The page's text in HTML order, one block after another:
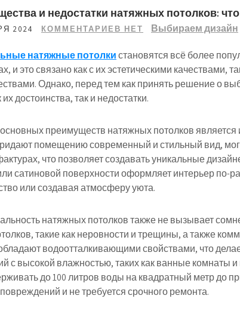
и недостатки натяжных потолков: что
2024 КОММЕНТАРИЕВ НЕТ Выбираем дизайн
натяжные потолкистановятся всё более
и это связано как с их эстетическими качествами,
Однако, перед тем как принять решение о
их достоинства, так и недостатки.
преимуществ натяжных потолков
помещению современный и стильный вид,
что позволяет создавать уникальные
сатиновой поверхности оформляет интерьер по-
или создавая атмосферу уюта.
натяжных потолков также не вызывает
такие как неровности и трещины, а также
водоотталкивающими свойствами, что
с высокой влажностью, таких как ванные комнаты и
до 100 литров воды на квадратный метр до
и не требуется срочного ремонта.